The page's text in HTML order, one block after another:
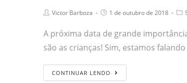
Victor Barboza 1 de outubro de 2018
A próxima data de grande
são as crianças! Sim, estamos
CONTINUAR LENDO